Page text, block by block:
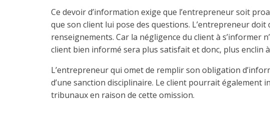
Ce devoir d’information exige que l’entrepreneur soit
que son client lui pose des questions. L’entrepreneur
renseignements. Car la négligence du client à s’informer
client bien informé sera plus satisfait et donc, plus enclin
L’entrepreneur qui omet de remplir son obligation
d’une sanction disciplinaire. Le client pourrait également
tribunaux en raison de cette omission.